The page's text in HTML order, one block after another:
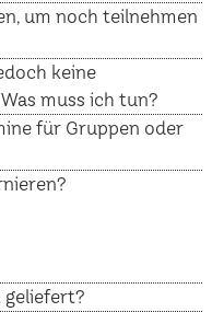
um noch teilnehmen
keine
muss ich tun?
für Gruppen oder
geliefert?